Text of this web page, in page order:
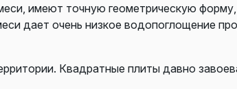
имеют точную геометрическую
дает очень низкое водопоглощение
Квадратные плиты давно